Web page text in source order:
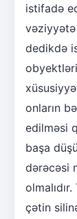
istifadə
vəziyyətə
dedikdə
onların
edilməsi
başa
dərəcəsi
çətin